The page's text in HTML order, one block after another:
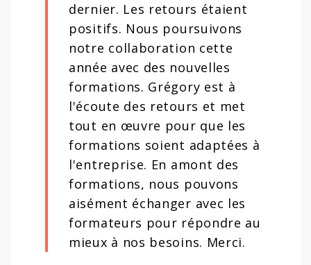
dernier. Les retours étaient
positifs. Nous poursuivons
notre collaboration cette
année avec des nouvelles
formations. Grégory est à
l'écoute des retours et met
tout en œuvre pour que les
formations soient adaptées à
l'entreprise. En amont des
formations, nous pouvons
aisément échanger avec les
formateurs pour répondre au
mieux à nos besoins. Merci.